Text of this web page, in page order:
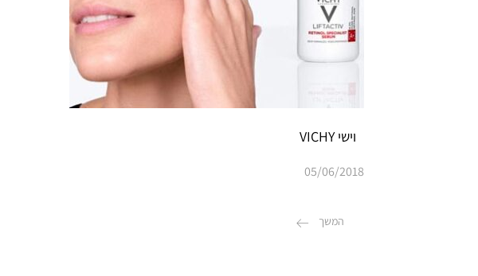
וישי VICHY
05/06/2018
המשך